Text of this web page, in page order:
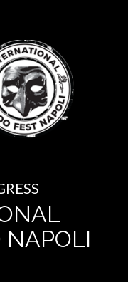
NAPOLI